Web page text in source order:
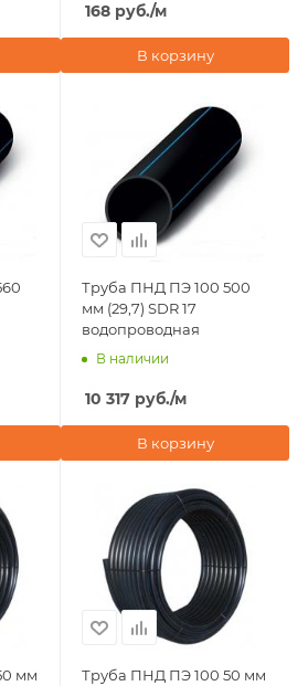
168 руб./м
В корзину
Труба ПНД ПЭ 100 500
мм (29,7) SDR 17
водопроводная
В наличии
10 317 руб./м
В корзину
мм
Труба ПНД ПЭ 100 50 мм